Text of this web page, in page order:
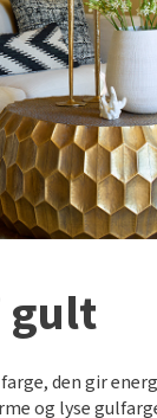
gult
den gir
og lyse